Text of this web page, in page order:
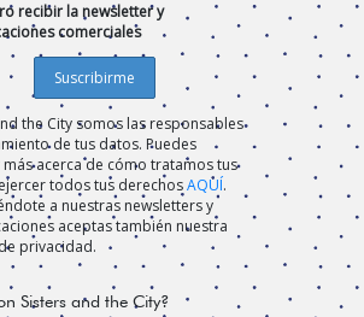
recibir la newsletter y
comerciales
the City somos las responsables
de tus datos. Puedes
acerca de cómo tratamos tus
todos tus derechosAQUÍ.
a nuestras newsletters y
aceptas también nuestra
privacidad.
Sisters and the City?